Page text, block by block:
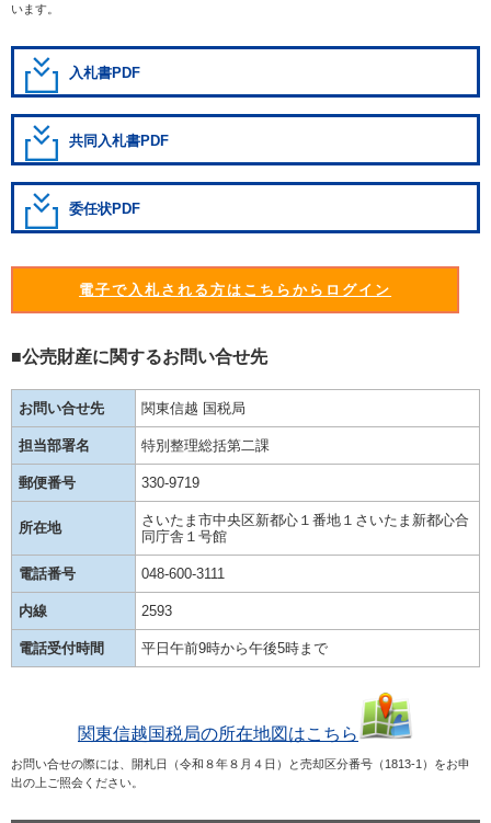
います。
入札書PDF
共同入札書PDF
委任状PDF
電子で入札される方はこちらからログイン
■公売財産に関するお問い合せ先
お問い合せ先 関東信越 国税局
担当部署名 特別整理総括第二課
郵便番号 330-9719
所在地
さいたま市中央区新都心１番地１さいたま新都心合
同庁舎１号館
電話番号 048-600-3111
内線 2593
電話受付時間 平日午前9時から午後5時まで
関東信越国税局の所在地図はこちら
お問い合せの際には、開札日（令和８年８月４日）と売却区分番号（1813-1）をお申
出の上ご照会ください。